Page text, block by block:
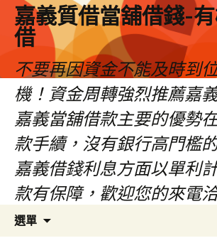
嘉義質借當舖借錢-
借
不要再因資金不能及時到
機！資金周轉強烈推薦嘉
嘉義當舖借款主要的優勢
款手續，沒有銀行高門檻
嘉義借錢利息方面以單利
款有保障，歡迎您的來電
選單